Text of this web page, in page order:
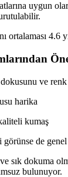
uygun
ortalaması 4.6
ve
harika
kumaş
görünse de
sık dokuma
bulunuyor.